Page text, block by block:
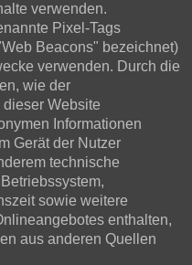
verwenden.
Pixel-Tags
Beacons" bezeichnet)
verwenden. Durch die
wie der
Website
Informationen
Gerät der Nutzer
technische
sowie weitere
enthalten,
aus anderen Quellen